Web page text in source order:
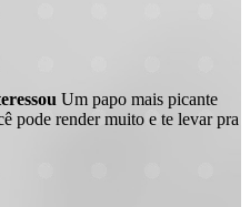
Um papo mais picante
pode render muito e te levar pra